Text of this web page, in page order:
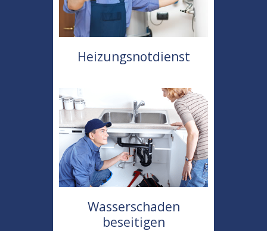
Heizungsnotdienst
Wasserschaden
beseitigen